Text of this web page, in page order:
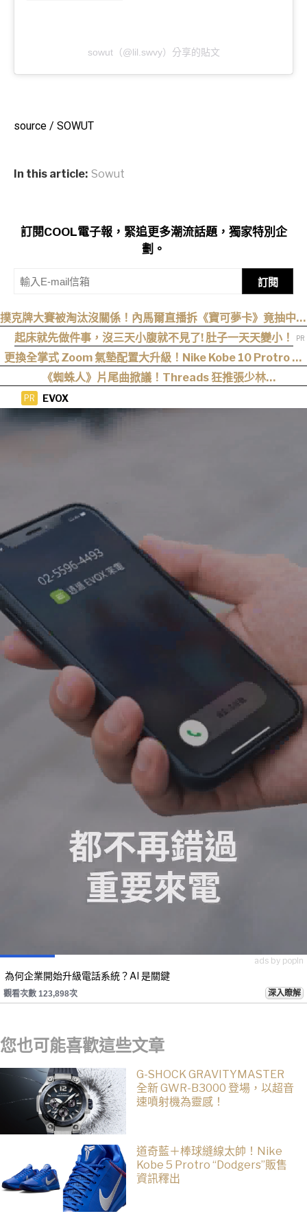
sowut（@lil.swvy）分享的貼文
source / SOWUT
In this article: Sowut
訂閱COOL電子報，緊追更多潮流話題，獨家特別企
劃。
訂閱
撲克牌大賽被淘汰沒關係！內馬爾直播拆《寶可夢卡》竟抽中超
猛神包
起床就先做件事，沒三天小腹就不見了! 肚子一天天變小！
更換全掌式 Zoom 氣墊配置大升級！Nike Kobe 10 Protro 正
式回歸
《蜘蛛人》片尾曲掀議！Threads 狂推張少林
〈SpiderMan〉，網友：播這個直接神作預定
PR EVOX
ads by popIn
為何企業開始升級電話系統？AI 是關鍵
觀看次數 123,898次 深入瞭解
您也可能喜歡這些文章
G-SHOCK GRAVITYMASTER
全新 GWR-B3000 登場，以超音
速噴射機為靈感！
道奇藍＋棒球縫線太帥！Nike
Kobe 5 Protro “Dodgers”販售
資訊釋出